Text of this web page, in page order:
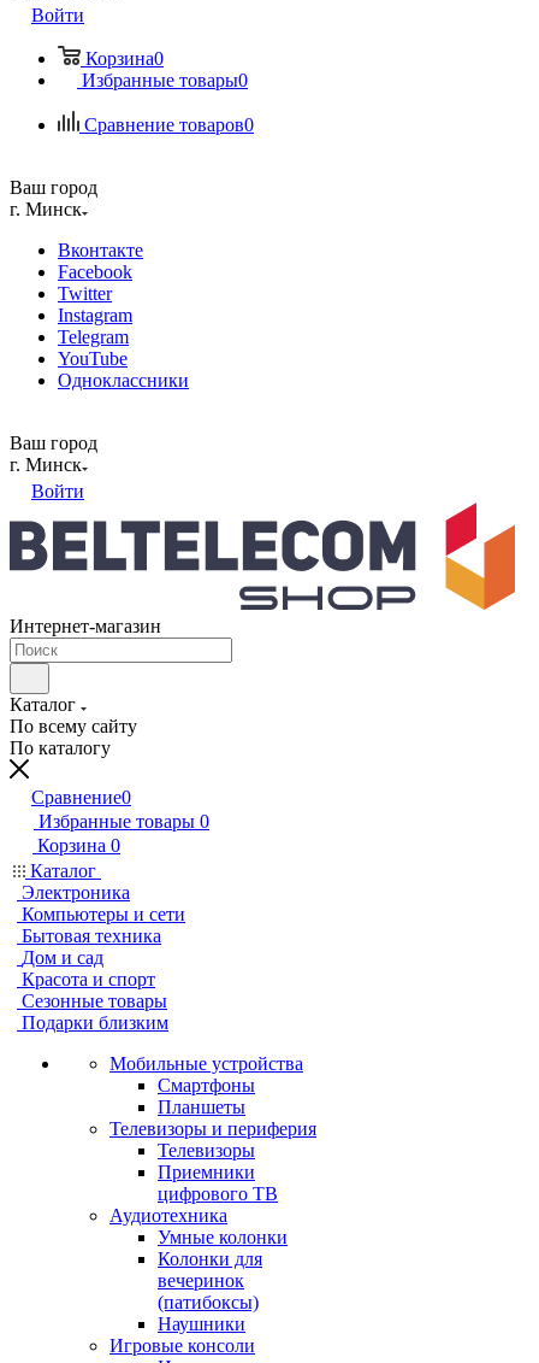
Войти
Корзина0
Избранные товары0
Сравнение товаров0
Ваш город
г. Минск
Вконтакте
Facebook
Twitter
Instagram
Telegram
YouTube
Одноклассники
Ваш город
г. Минск
Войти
Интернет-магазин
Каталог
По всему сайту
По каталогу
Сравнение0
Избранные товары 0
Корзина 0
Каталог
Электроника
Компьютеры и сети
Бытовая техника
Дом и сад
Красота и спорт
Сезонные товары
Подарки близким
Мобильные устройства
Смартфоны
Планшеты
Телевизоры и периферия
Телевизоры
Приемники
цифрового ТВ
Аудиотехника
Умные колонки
Колонки для
вечеринок
(патибоксы)
Наушники
Игровые консоли